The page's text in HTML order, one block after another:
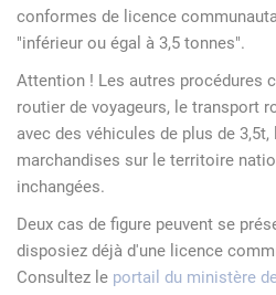
conformes de licence
"inférieur ou égal à 3,5 tonnes".
Attention ! Les autres procédures
routier de voyageurs, le transport
avec des véhicules de plus de
marchandises sur le territoire
inchangées.
Deux cas de figure peuvent se
disposiez déjà d'une licence
Consultez le portail du ministère